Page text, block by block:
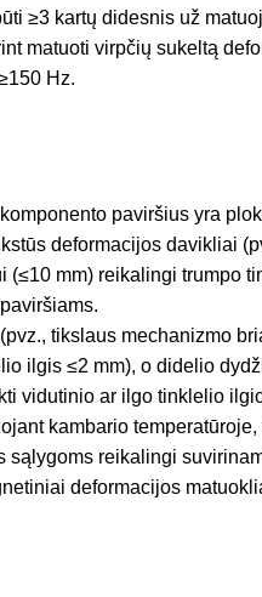
≥3 kartų didesnis už
matuoti virpčių sukeltą
Hz.
paviršius yra
deformacijos davikliai
(≤10 mm) reikalingi trumpo
tikslaus mechanizmo
ilgis ≤2 mm), o didelio
vidutinio ar ilgo tinklelio
kambario
sąlygoms reikalingi
deformacijos